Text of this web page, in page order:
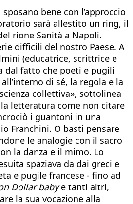
bene con l’approccio
sarà allestito un ring, il
rione Sanità a Napoli.
difficili del nostro Paese. A
(educatrice, scrittrice e
dal fatto che poeti e pugili
di sé, la regola e la
collettiva», sottolinea
letteratura come non citare
i guantoni in una
Franchini. O basti pensare
le analogie con il sacro
la danza e il mimo. Lo
spaziava da dai greci e
e pugile francese - fino ad
Dollar babye tanti altri,
la sua vocazione alla